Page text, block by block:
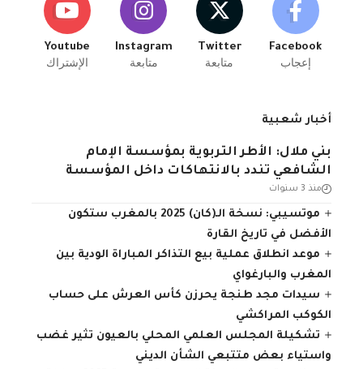
Facebook
إعجاب
Twitter
متابعة
Instagram
متابعة
Youtube
الإشتراك
أخبار شعبية
بني ملال: الأطر التربوية بمؤسسة الإمام
الشافعي تندد بالانتهاكات داخل المؤسسة
منذ 3 سنوات
موتسيبي: نسخة الـ(كان) 2025 بالمغرب ستكون
الأفضل في تاريخ القارة
موعد انطلاق عملية بيع التذاكر المباراة الودية بين
المغرب والبارغواي
سيدات مجد طنجة يحرزن كأس العرش على حساب
الكوكب المراكشي
تشكيلة المجلس العلمي المحلي بالعيون تثير غضب
واستياء بعض متتبعي الشأن الديني